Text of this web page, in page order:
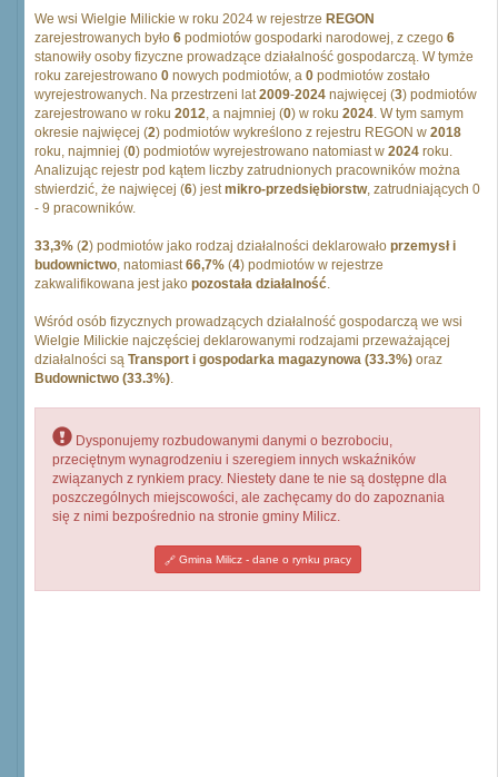
We wsi Wielgie Milickie w roku 2024 w rejestrze REGON
zarejestrowanych było 6 podmiotów gospodarki narodowej, z czego 6
stanowiły osoby fizyczne prowadzące działalność gospodarczą. W tymże
roku zarejestrowano 0 nowych podmiotów, a 0 podmiotów zostało
wyrejestrowanych. Na przestrzeni lat2009-2024 najwięcej (3) podmiotów
zarejestrowano w roku 2012, a najmniej (0) w roku 2024. W tym samym
okresie najwięcej (2) podmiotów wykreślono z rejestru REGON w 2018
roku, najmniej (0) podmiotów wyrejestrowano natomiast w 2024 roku.
Analizując rejestr pod kątem liczby zatrudnionych pracowników można
stwierdzić, że najwięcej (6) jestmikro-przedsiębiorstw, zatrudniających 0
- 9 pracowników.
33,3% (2) podmiotów jako rodzaj działalności deklarowało przemysł i
budownictwo, natomiast66,7% (4) podmiotów w rejestrze
zakwalifikowana jest jako pozostała działalność.
Wśród osób fizycznych prowadzących działalność gospodarczą we wsi
Wielgie Milickie najczęściej deklarowanymi rodzajami przeważającej
działalności są Transport i gospodarka magazynowa (33.3%) oraz
Budownictwo (33.3%).
Dysponujemy rozbudowanymi danymi o bezrobociu,
przeciętnym wynagrodzeniu i szeregiem innych wskaźników
związanych z rynkiem pracy. Niestety dane te nie są dostępne dla
poszczególnych miejscowości, ale zachęcamy do do zapoznania
się z nimi bezpośrednio na stronie gminy Milicz.
Gmina Milicz - dane o rynku pracy